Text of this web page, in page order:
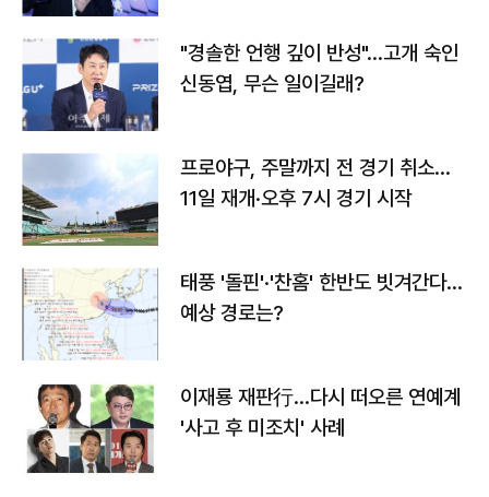
"경솔한 언행 깊이 반성"…고개 숙인
신동엽, 무슨 일이길래?
프로야구, 주말까지 전 경기 취소…
11일 재개·오후 7시 경기 시작
태풍 '돌핀'·'찬홈' 한반도 빗겨간다…
예상 경로는?
이재룡 재판行…다시 떠오른 연예계
'사고 후 미조치' 사례